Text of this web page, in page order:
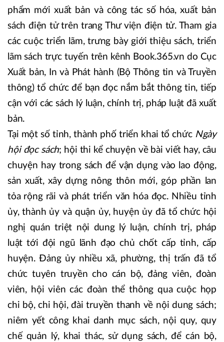
phẩm mới xuất bản và công tác số hóa, xuất bản
sách điện tử trên trang Thư viện điện tử. Tham gia
các cuộc triển lãm, trưng bày giới thiệu sách, triển
lãm sách trực tuyến trên kênh Book.365.vn do Cục
Xuất bản, In và Phát hành (Bộ Thông tin và Truyền
thông) tổ chức để bạn đọc nắm bắt thông tin, tiếp
cận với các sách lý luận, chính trị, pháp luật đã xuất
bản.
Tại một số tỉnh, thành phố triển khai tổ chức Ngày
hội đọc sách; hội thi kể chuyện về bài viết hay, câu
chuyện hay trong sách để vận dụng vào lao động,
sản xuất, xây dựng nông thôn mới, góp phần lan
tỏa rộng rãi và phát triển văn hóa đọc. Nhiều tỉnh
ủy, thành ủy và quận ủy, huyện ủy đã tổ chức hội
nghị quán triệt nội dung lý luận, chính trị, pháp
luật tới đội ngũ lãnh đạo chủ chốt cấp tỉnh, cấp
huyện. Đảng ủy nhiều xã, phường, thị trấn đã tổ
chức tuyên truyền cho cán bộ, đảng viên, đoàn
viên, hội viên các đoàn thể thông qua cuộc họp
chi bộ, chi hội, đài truyền thanh về nội dung sách;
niêm yết công khai danh mục sách, nội quy, quy
chế quản lý, khai thác, sử dụng sách, để cán bộ,